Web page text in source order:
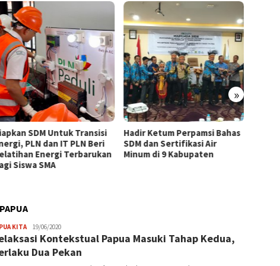
»
SDM Untuk Transisi
PLN dan IT PLN Beri
Energi Terbarukan
Siswa SMA
Hadir Ketum Perpamsi Bahas
SDM dan Sertifikasi Air
Minum di 9 Kabupaten
KITAJPatading
19/06/2020
Kontekstual Papua Masuki Tahap Kedua,
Dua Pekan